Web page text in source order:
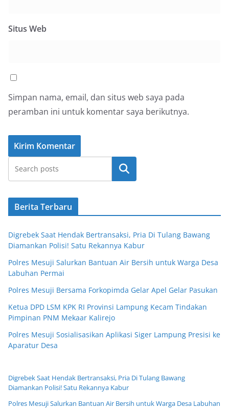
Situs Web
Simpan nama, email, dan situs web saya pada
peramban ini untuk komentar saya berikutnya.
Cari
Berita Terbaru
Digrebek Saat Hendak Bertransaksi, Pria Di Tulang Bawang
Diamankan Polisi! Satu Rekannya Kabur
Polres Mesuji Salurkan Bantuan Air Bersih untuk Warga Desa
Labuhan Permai
Polres Mesuji Bersama Forkopimda Gelar Apel Gelar Pasukan
Ketua DPD LSM KPK RI Provinsi Lampung Kecam Tindakan
Pimpinan PNM Mekaar Kalirejo
Polres Mesuji Sosialisasikan Aplikasi Siger Lampung Presisi ke
Aparatur Desa
Digrebek Saat Hendak Bertransaksi, Pria Di Tulang Bawang
Diamankan Polisi! Satu Rekannya Kabur
Polres Mesuji Salurkan Bantuan Air Bersih untuk Warga Desa Labuhan